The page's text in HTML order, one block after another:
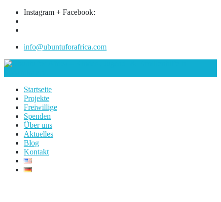
Instagram + Facebook:
info@ubuntuforafrica.com
Startseite
Projekte
Freiwillige
Spenden
Über uns
Aktuelles
Blog
Kontakt